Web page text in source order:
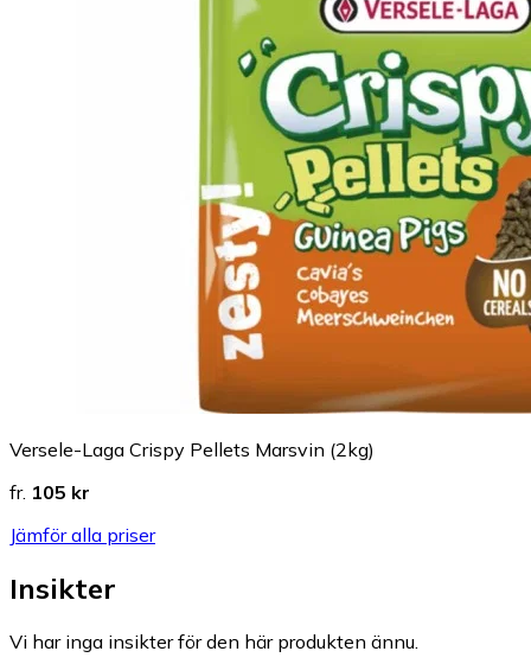
Versele-Laga Crispy Pellets Marsvin (2kg)
fr. 105 kr
Jämför alla priser
Insikter
Vi har inga insikter för den här produkten ännu.